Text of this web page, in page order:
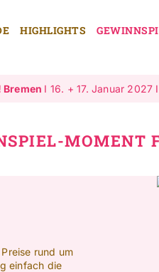
HIGHLIGHTS
Bremen I 16. + 17. Januar 2027
MOMENT
rund um
einfach die